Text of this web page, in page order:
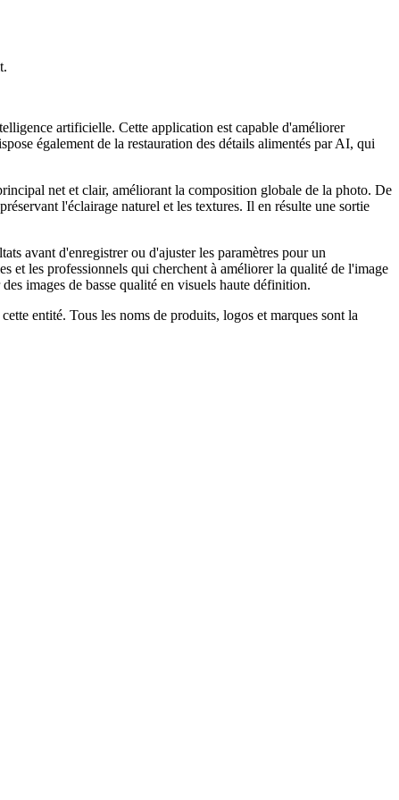
artificielle. Cette application est capable d'améliorer
également de la restauration des détails alimentés par AI, qui
net et clair, améliorant la composition globale de la photo. De
l'éclairage naturel et les textures. Il en résulte une sortie
avant d'enregistrer ou d'ajuster les paramètres pour un
et les professionnels qui cherchent à améliorer la qualité de l'image
images de basse qualité en visuels haute définition.
entité. Tous les noms de produits, logos et marques sont la